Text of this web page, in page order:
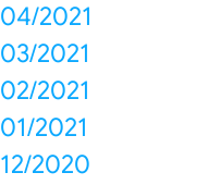
04/2021
03/2021
02/2021
01/2021
12/2020